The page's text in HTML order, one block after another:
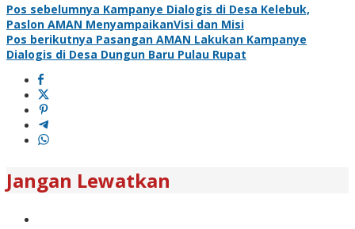
Pos sebelumnya Kampanye Dialogis di Desa Kelebuk,
Paslon AMAN MenyampaikanVisi dan Misi
Pos berikutnya Pasangan AMAN Lakukan Kampanye
Dialogis di Desa Dungun Baru Pulau Rupat
Jangan Lewatkan